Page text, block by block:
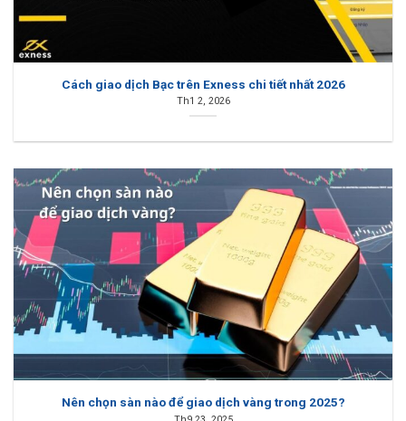
Cách giao dịch Bạc trên Exness chi tiết nhất 2026
Th1 2, 2026
Nên chọn sàn nào để giao dịch vàng trong 2025?